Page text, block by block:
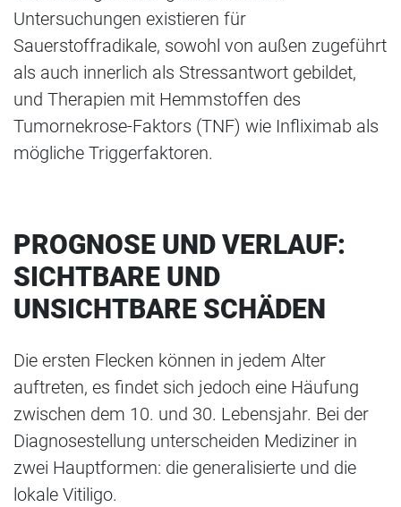
Untersuchungen existieren für
Sauerstoffradikale, sowohl von außen zugeführt
als auch innerlich als Stressantwort gebildet,
und Therapien mit Hemmstoffen des
Tumornekrose-Faktors (TNF) wie Infliximab als
mögliche Triggerfaktoren.
PROGNOSE UND VERLAUF:
SICHTBARE UND
UNSICHTBARE SCHÄDEN
Die ersten Flecken können in jedem Alter
auftreten, es findet sich jedoch eine Häufung
zwischen dem 10. und 30. Lebensjahr. Bei der
Diagnosestellung unterscheiden Mediziner in
zwei Hauptformen: die generalisierte und die
lokale Vitiligo.